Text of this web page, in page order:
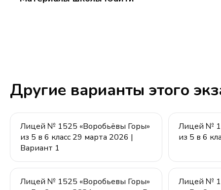
Другие варианты этого
Лицей № 1525 «Воробьёвы Горы»
из 5 в 6 класс 29 марта 2026 |
Вариант 1
Лицей №
из 5 в 6
Лицей № 1525 «Воробьевы Горы»
Лицей №